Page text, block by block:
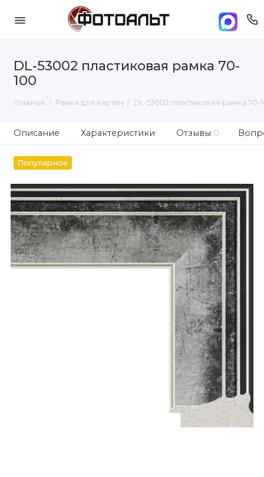
DL-53002 пластиковая рамка 70-
100
Главная Рамки для картин DL-53002 пластиковая рамка 70-
Описание Характеристики Отзывы 0
Популярное